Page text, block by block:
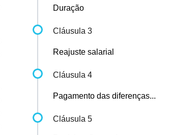
Duração
Cláusula 3
Reajuste salarial
Cláusula 4
Pagamento das diferenças...
Cláusula 5